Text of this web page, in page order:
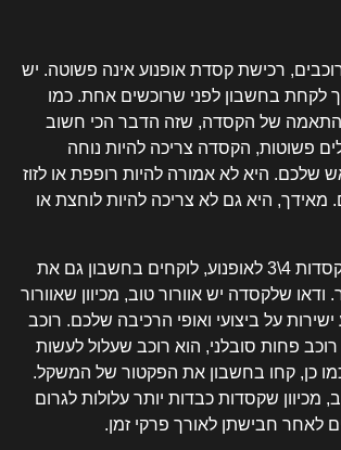
רכישת קסדת אופנוע אינה פשוטה. יש
לקחת בחשבון לפני שרוכשים אחת. כמו
של הקסדה, שזה הדבר הכי חשוב
פשוטות, הקסדה צריכה להיות נוחה
שלכם. היא לא אמורה להיות רופפת או לזוז
מאידך, היא גם לא צריכה להיות לוחצת או
כאשר מדברים על קסדות 4\3 לאופנוע, לוקחים בחשבון גם את
ודאו שלקסדה יש אוורור טוב, מכיוון שאוורור
על ביצועי ואופי הרכיבה שלכם. רוכב
פחות סובלני, הוא רוכב שעלול לעשות
כן, קחו בחשבון את הפקטור של המשקל.
שקסדות כבדות יותר עלולות לגרום
לאחר חבישתן לאורך פרקי זמן.